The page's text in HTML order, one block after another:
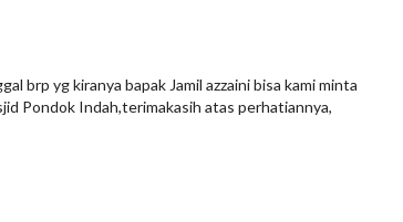
brp yg kiranya bapak Jamil azzaini bisa kami minta
Pondok Indah,terimakasih atas perhatiannya,